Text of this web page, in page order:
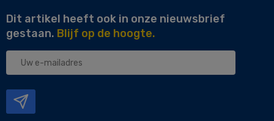
Dit artikel heeft ook in onze nieuwsbrief
gestaan. Blijf op de hoogte.
Uw